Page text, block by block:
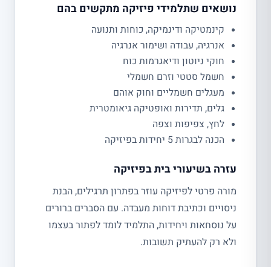
נושאים שתלמידי פיזיקה מתקשים בהם
קינמטיקה ודינמיקה, כוחות ותנועה
אנרגיה, עבודה ושימור אנרגיה
חוקי ניוטון ודיאגרמות כוח
חשמל סטטי וזרם חשמלי
מעגלים חשמליים וחוק אוהם
גלים, תדירות ואופטיקה גיאומטרית
לחץ, צפיפות וצפה
הכנה לבגרות 5 יחידות בפיזיקה
עזרה בשיעורי בית בפיזיקה
מורה פרטי לפיזיקה עוזר בפתרון תרגילים, הבנת
ניסויים וכתיבת דוחות מעבדה. עם הסברים ברורים
על נוסחאות ויחידות, התלמיד לומד לפתור בעצמו
ולא רק להעתיק תשובות.